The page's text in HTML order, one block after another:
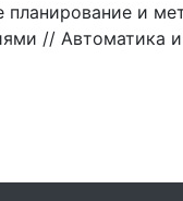
планирование и
//